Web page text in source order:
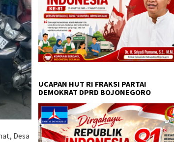
Desa
UCAPAN HUT RI FRAKSI PARTAI
DEMOKRAT DPRD BOJONEGORO